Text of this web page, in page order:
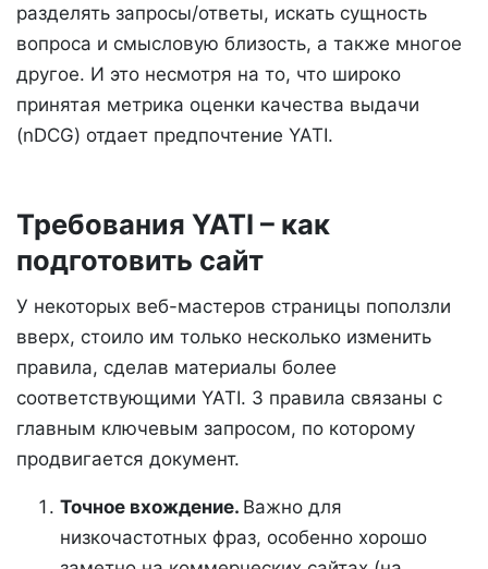
разделять запросы/ответы, искать сущность
вопроса и смысловую близость, а также многое
другое. И это несмотря на то, что широко
принятая метрика оценки качества выдачи
(nDCG) отдает предпочтение YATI.
Требования YATI – как
подготовить сайт
У некоторых веб-мастеров страницы поползли
вверх, стоило им только несколько изменить
правила, сделав материалы более
соответствующими YATI. 3 правила связаны с
главным ключевым запросом, по которому
продвигается документ.
Точное вхождение. Важно для
низкочастотных фраз, особенно хорошо